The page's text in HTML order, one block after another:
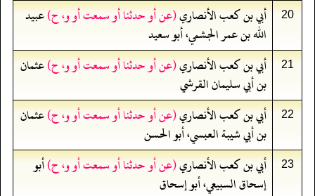
20 أبي بن كعب الأنصاري(عن أو حدثنا أو سمعت أو و، ح)عبيد
الله بن عمر الجشمي، أبو سعيد
21 أبي بن كعب الأنصاري(عن أو حدثنا أو سمعت أو و، ح)عثمان
بن أبي سليمان القرشي
22 أبي بن كعب الأنصاري(عن أو حدثنا أو سمعت أو و، ح)عثمان
بن أبي شيبة العبسي، أبو الحسن
23 أبي بن كعب الأنصاري(عن أو حدثنا أو سمعت أو و، ح)أبو
إسحاق السبيعي، أبو إسحاق